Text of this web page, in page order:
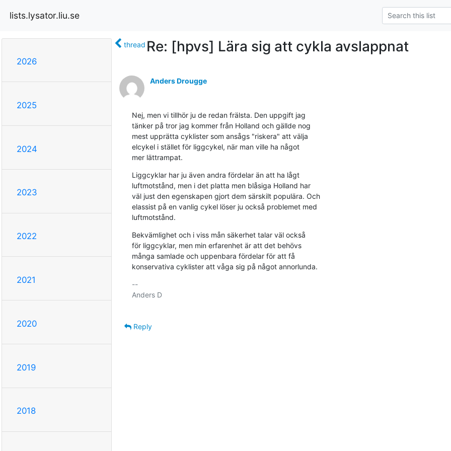
lists.lysator.liu.se
2026
2025
2024
2023
2022
2021
2020
2019
2018
thread Re: [hpvs] Lära sig att cykla avslappnat
Anders Drougge
Nej, men vi tillhör ju de redan frälsta. Den uppgift jag
tänker på tror jag kommer från Holland och gällde nog
mest upprätta cyklister som ansågs "riskera" att välja
elcykel i stället för liggcykel, när man ville ha något
mer lättrampat.
Liggcyklar har ju även andra fördelar än att ha lågt
luftmotstånd, men i det platta men blåsiga Holland har
väl just den egenskapen gjort dem särskilt populära. Och
elassist på en vanlig cykel löser ju också problemet med
luftmotstånd.
Bekvämlighet och i viss mån säkerhet talar väl också
för liggcyklar, men min erfarenhet är att det behövs
många samlade och uppenbara fördelar för att få
konservativa cyklister att våga sig på något annorlunda.
--
Anders D
Reply